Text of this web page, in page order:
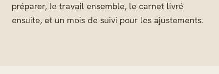
préparer, le travail ensemble, le carnet livré
ensuite, et un mois de suivi pour les ajustements.